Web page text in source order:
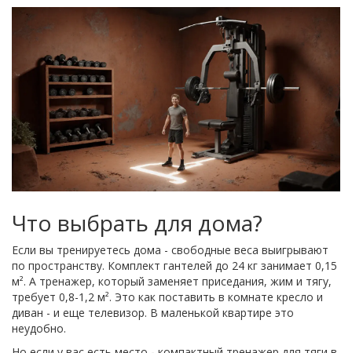
Что выбрать для дома?
Если вы тренируетесь дома - свободные веса выигрывают
по пространству. Комплект гантелей до 24 кг занимает 0,15
м². А тренажер, который заменяет приседания, жим и тягу,
требует 0,8-1,2 м². Это как поставить в комнате кресло и
диван - и еще телевизор. В маленькой квартире это
неудобно.